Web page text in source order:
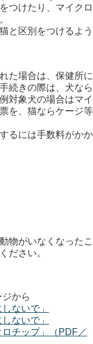
つけたり、マイクロ
と区別をつけるよう
た場合は、保健所に
続きの際は、犬なら
対象犬の場合はマイ
を、猫ならケージ等
るには手数料がかか
物がいなくなったこ
ださい。
から
ないで」
ないで」
チップ」（PDF／